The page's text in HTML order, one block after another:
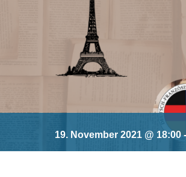
19. November 2021 @ 18:00